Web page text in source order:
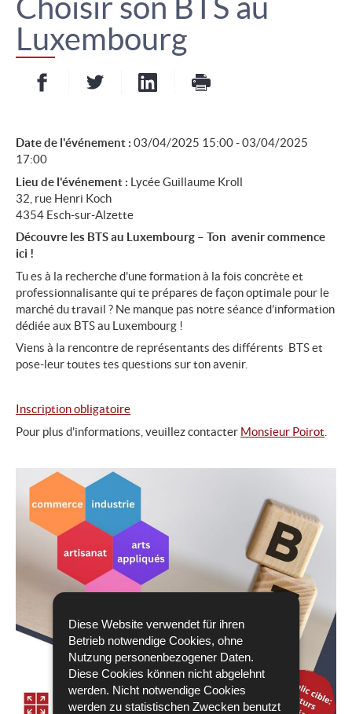
Diese Website verwendet für ihren
Betrieb notwendige Cookies, ohne
Nutzung personenbezogener Daten.
Diese Cookies können nicht abgelehnt
werden. Nicht notwendige Cookies
werden zu statistischen Zwecken benutzt
Choisir son BTS au
Luxembourg
Partager sur Facebook - nouvelle fenêtre
Partager sur Twitter- nouvelle fenêtre
Partager sur LinkedIn
Imprimer
Date de l'événement : 03/04/2025 15:00 - 03/04/2025
17:00
Lieu de l'événement : Lycée Guillaume Kroll
32, rue Henri Koch
4354 Esch-sur-Alzette
Découvre les BTS au Luxembourg – Ton avenir commence
ici !
Tu es à la recherche d'une formation à la fois concrète et
professionnalisante qui te prépares de façon optimale pour le
marché du travail ? Ne manque pas notre séance d’information
dédiée aux BTS au Luxembourg !
Viens à la rencontre de représentants des différents BTS et
pose-leur toutes tes questions sur ton avenir.
Inscription obligatoire
Pour plus d'informations, veuillez contacter Monsieur Poirot